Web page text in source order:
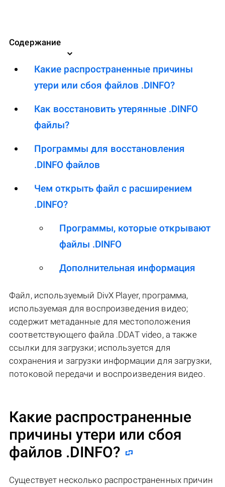
Содержание
Какие распространенные причины
утери или сбоя файлов .DINFO?
Как восстановить утерянные .DINFO
файлы?
Программы для восстановления
.DINFO файлов
Чем открыть файл с расширением
.DINFO?
Программы, которые открывают
файлы .DINFO
Дополнительная информация
Файл, используемый DivX Player, программа,
используемая для воспроизведения видео;
содержит метаданные для местоположения
соответствующего файла .DDAT video, а также
ссылки для загрузки; используется для
сохранения и загрузки информации для загрузки,
потоковой передачи и воспроизведения видео.
Какие распространенные
причины утери или сбоя
файлов .DINFO?
Существует несколько распространенных причин